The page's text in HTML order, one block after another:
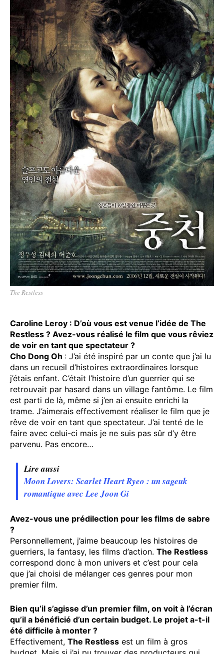
The Restless
Caroline Leroy : D’où vous est venue l’idée de The
Restless ? Avez-vous réalisé le film que vous rêviez
de voir en tant que spectateur ?
Cho Dong Oh : J’ai été inspiré par un conte que j’ai lu
dans un recueil d’histoires extraordinaires lorsque
j’étais enfant. C’était l’histoire d’un guerrier qui se
retrouvait par hasard dans un village fantôme. Le film
est parti de là, même si j’en ai ensuite enrichi la
trame. J’aimerais effectivement réaliser le film que je
rêve de voir en tant que spectateur. J’ai tenté de le
faire avec celui-ci mais je ne suis pas sûr d’y être
parvenu. Pas encore…
Lire aussi
Moon Lovers: Scarlet Heart Ryeo : un sageuk
romantique avec Lee Joon Gi
Avez-vous une prédilection pour les films de sabre
?
Personnellement, j’aime beaucoup les histoires de
guerriers, la fantasy, les films d’action. The Restless
correspond donc à mon univers et c’est pour cela
que j’ai choisi de mélanger ces genres pour mon
premier film.
Bien qu’il s’agisse d’un premier film, on voit à l’écran
qu’il a bénéficié d’un certain budget. Le projet a-t-il
été difficile à monter ?
Effectivement, The Restless est un film à gros